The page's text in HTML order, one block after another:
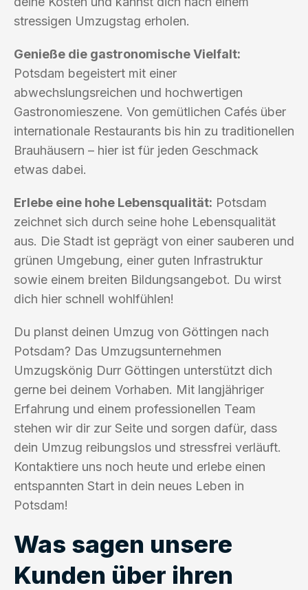
stressigen Umzugstag erholen.
Genieße die gastronomische Vielfalt:
Potsdam begeistert mit einer
abwechslungsreichen und hochwertigen
Gastronomieszene. Von gemütlichen Cafés über
internationale Restaurants bis hin zu traditionellen
Brauhäusern – hier ist für jeden Geschmack
etwas dabei.
Erlebe eine hohe Lebensqualität: Potsdam
zeichnet sich durch seine hohe Lebensqualität
aus. Die Stadt ist geprägt von einer sauberen und
grünen Umgebung, einer guten Infrastruktur
sowie einem breiten Bildungsangebot. Du wirst
dich hier schnell wohlfühlen!
Du planst deinen Umzug von Göttingen nach
Potsdam? Das Umzugsunternehmen
Umzugskönig Durr Göttingen unterstützt dich
gerne bei deinem Vorhaben. Mit langjähriger
Erfahrung und einem professionellen Team
stehen wir dir zur Seite und sorgen dafür, dass
dein Umzug reibungslos und stressfrei verläuft.
Kontaktiere uns noch heute und erlebe einen
entspannten Start in dein neues Leben in
Potsdam!
Was sagen unsere
Kunden über ihren